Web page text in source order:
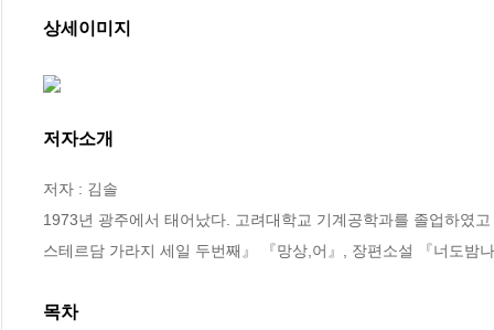
상세이미지
저자소개
저자 : 김솔
1973년 광주에서 태어났다. 고려대학교 기계공학과를 졸업하였
스테르담 가라지 세일 두번째』 『망상,어』, 장편소설 『너도밤
목차